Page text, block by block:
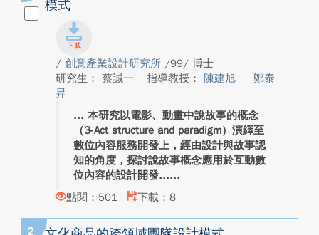
模式
/ 創意產業設計研究所 /99/ 博士
研究生： 蔡誠一
指導教授： 陳建旭
鄭泰
昇
本研究以電影、動畫中說故事的概念
（3-Act structure and paradigm）演繹至
數位內容服務開發上，經由設計與故事認
知的角度，探討說故事概念應用於互動數
位內容的設計開發...
點閱：501
下載：8
2